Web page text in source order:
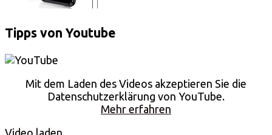
Tipps von Youtube
Mit dem Laden des Videos akzeptieren Sie die
Datenschutzerklärung von YouTube.
Mehr erfahren
Video laden